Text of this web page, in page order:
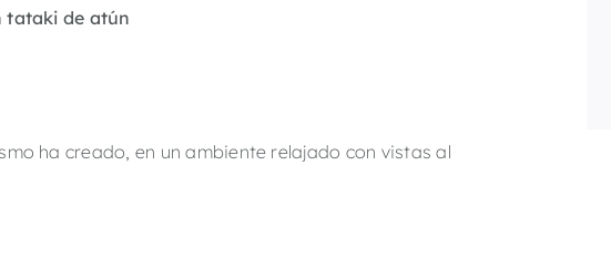
tataki de atún
ha creado, en un ambiente relajado con vistas al